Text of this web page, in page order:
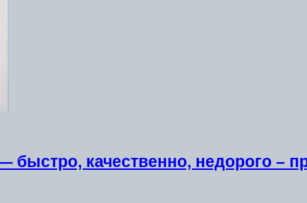
быстро, качественно, недорого –